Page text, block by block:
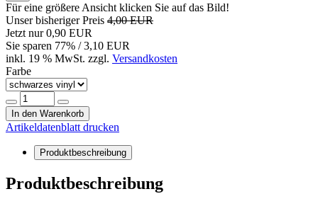
Für eine größere Ansicht klicken Sie auf das Bild!
Unser bisheriger Preis 4,00 EUR
Jetzt nur0,90 EUR
Sie sparen 77% / 3,10 EUR
inkl. 19 % MwSt. zzgl. Versandkosten
Farbe
In den Warenkorb
Artikeldatenblatt drucken
Produktbeschreibung
Produktbeschreibung